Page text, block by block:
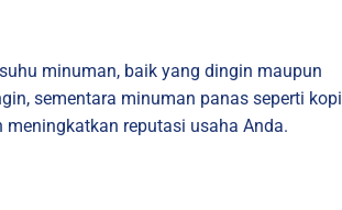
minuman, baik yang dingin maupun
sementara minuman panas seperti kopi
reputasi usaha Anda.